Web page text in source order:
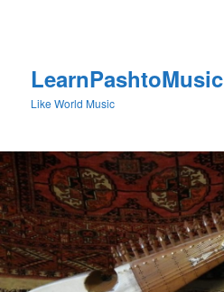
LearnPashtoMusic
Like World Music